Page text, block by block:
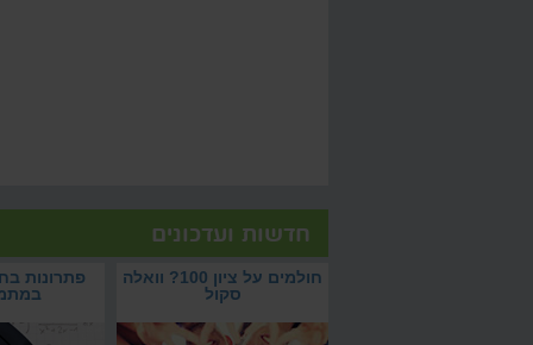
חדשות ועדכונים
פתרונות
חולמים על ציון 100? וואלה
סקול
פתרונות בחינת
צמאים לפתרונות
במתמטיקה?
חולמים על ציון 100? עם וואלה סקול
תשיגו אותו בישיבה